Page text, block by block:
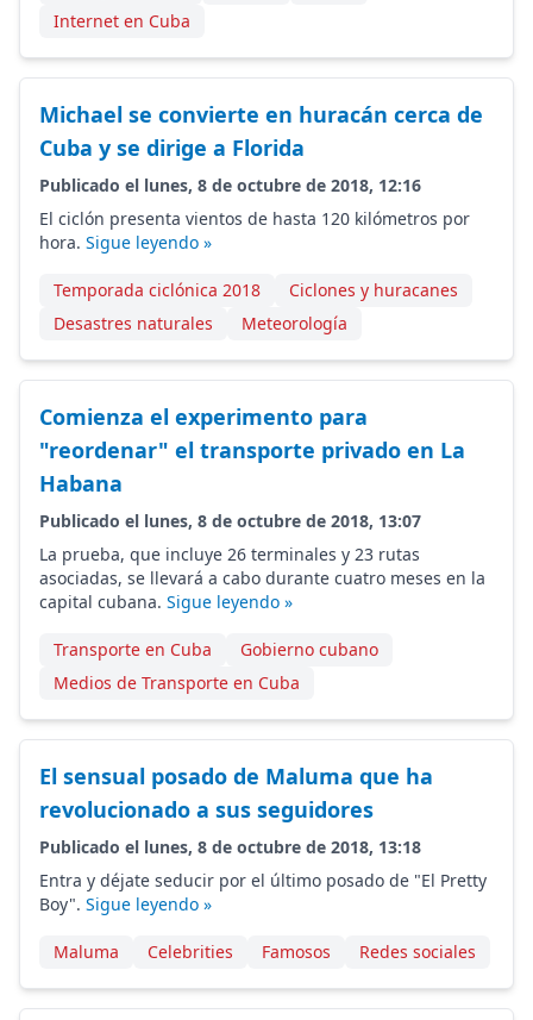
Internet en Cuba
Michael se convierte en huracán cerca de
Cuba y se dirige a Florida
Publicado el lunes, 8 de octubre de 2018, 12:16
El ciclón presenta vientos de hasta 120 kilómetros por
hora. Sigue leyendo »
Temporada ciclónica 2018
Ciclones y huracanes
Desastres naturales
Meteorología
Comienza el experimento para
"reordenar" el transporte privado en La
Habana
Publicado el lunes, 8 de octubre de 2018, 13:07
La prueba, que incluye 26 terminales y 23 rutas
asociadas, se llevará a cabo durante cuatro meses en la
capital cubana. Sigue leyendo »
Transporte en Cuba
Gobierno cubano
Medios de Transporte en Cuba
El sensual posado de Maluma que ha
revolucionado a sus seguidores
Publicado el lunes, 8 de octubre de 2018, 13:18
Entra y déjate seducir por el último posado de "El Pretty
Boy". Sigue leyendo »
Maluma Celebrities Famosos Redes sociales